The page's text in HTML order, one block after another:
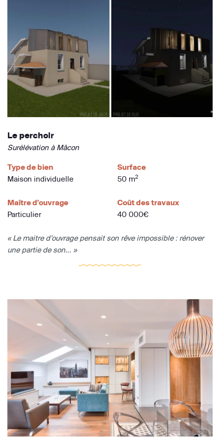
Le perchoir
Surélévation à Mâcon
Type de bien
Maison individuelle
Surface
50 m2
Maître d'ouvrage
Particulier
Coût des travaux
40 000€
« Le maitre d’ouvrage pensait son rêve impossible : rénover
une partie de son... »